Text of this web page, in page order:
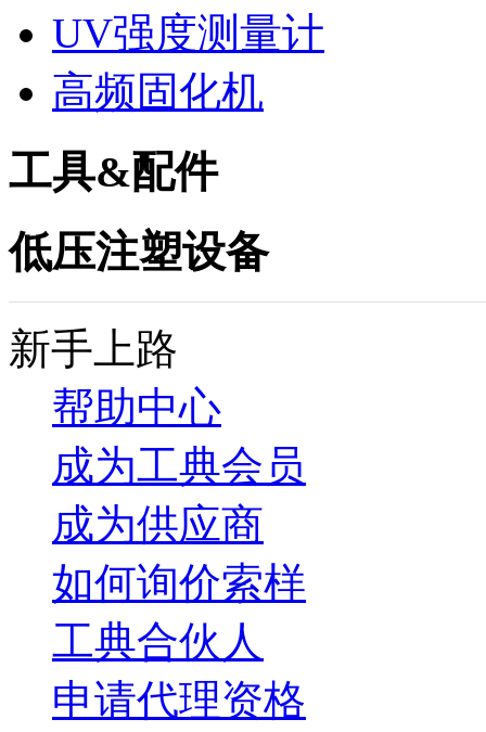
UV强度测量计
高频固化机
工具&配件
低压注塑设备
新手上路
帮助中心
成为工典会员
成为供应商
如何询价索样
工典合伙人
申请代理资格